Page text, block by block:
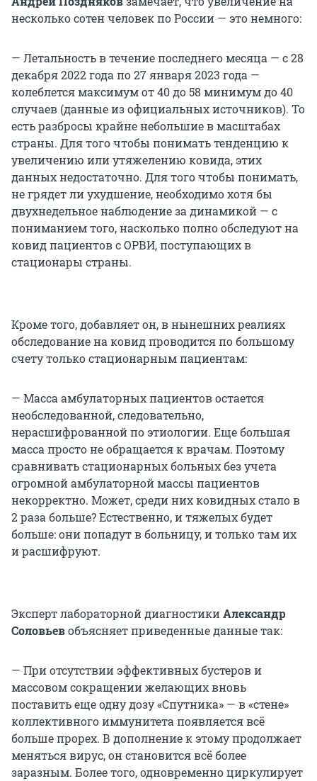
несколько сотен человек по России — это немного:
— Летальность в течение последнего месяца — с 28
декабря 2022 года по 27 января 2023 года —
колеблется максимум от 40 до 58 минимум до 40
случаев (данные из официальных источников). То
есть разбросы крайне небольшие в масштабах
страны. Для того чтобы понимать тенденцию к
увеличению или утяжелению ковида, этих
данных недостаточно. Для того чтобы понимать,
не грядет ли ухудшение, необходимо хотя бы
двухнедельное наблюдение за динамикой — с
пониманием того, насколько полно обследуют на
ковид пациентов с ОРВИ, поступающих в
стационары страны.
Кроме того, добавляет он, в нынешних реалиях
обследование на ковид проводится по большому
счету только стационарным пациентам:
— Масса амбулаторных пациентов остается
необследованной, следовательно,
нерасшифрованной по этиологии. Еще большая
масса просто не обращается к врачам. Поэтому
сравнивать стационарных больных без учета
огромной амбулаторной массы пациентов
некорректно. Может, среди них ковидных стало в
2 раза больше? Естественно, и тяжелых будет
больше: они попадут в больницу, и только там их
и расшифруют.
Эксперт лабораторной диагностикиАлександр
Соловьевобъясняет приведенные данные так:
— При отсутствии эффективных бустеров и
массовом сокращении желающих вновь
поставить еще одну дозу «Спутника» — в «стене»
коллективного иммунитета появляется всё
больше прорех. В дополнение к этому продолжает
меняться вирус, он становится всё более
заразным. Более того, одновременно циркулирует